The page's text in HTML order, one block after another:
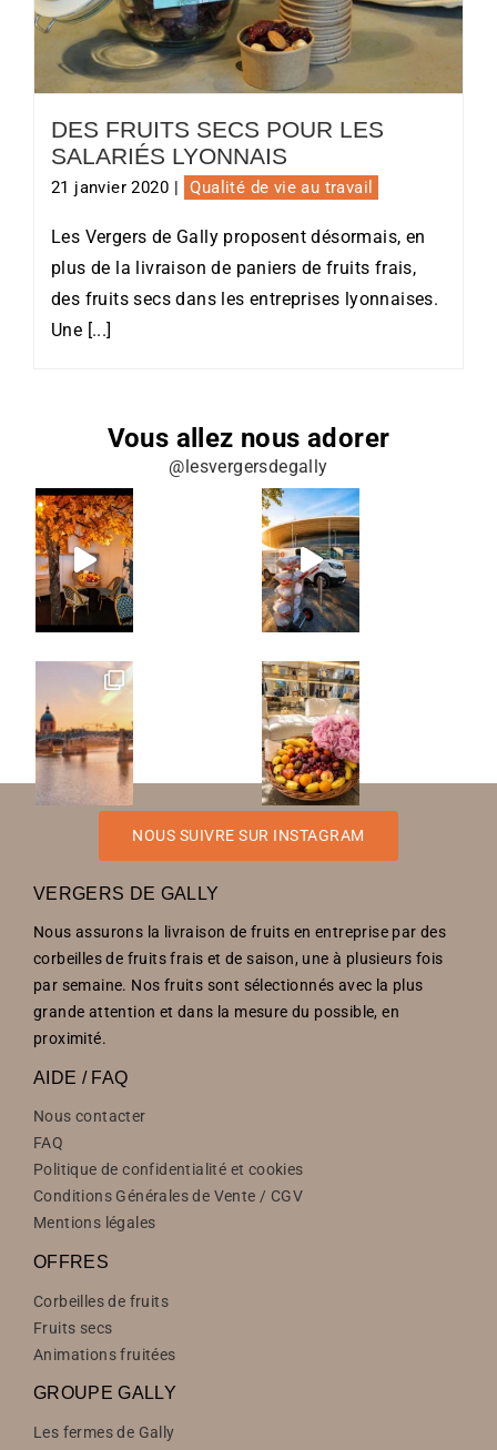
DES FRUITS SECS POUR LES
SALARIÉS LYONNAIS
21 janvier 2020 | Qualité de vie au travail
Les Vergers de Gally proposent désormais, en
plus de la livraison de paniers de fruits frais,
des fruits secs dans les entreprises lyonnaises.
Une [...]
Vous allez nous adorer
@lesvergersdegally
NOUS SUIVRE SUR INSTAGRAM
VERGERS DE GALLY
Nous assurons la livraison de fruits en entreprise par des
corbeilles de fruits frais et de saison, une à plusieurs fois
par semaine. Nos fruits sont sélectionnés avec la plus
grande attention et dans la mesure du possible, en
proximité.
AIDE / FAQ
Nous contacter
FAQ
Politique de confidentialité et cookies
Conditions Générales de Vente / CGV
Mentions légales
OFFRES
Corbeilles de fruits
Fruits secs
Animations fruitées
GROUPE GALLY
Les fermes de Gally